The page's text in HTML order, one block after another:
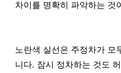
차이를 명확히 파악하는 것
노란색 실선은 주정차가 모
니다. 잠시 정차하는 것도